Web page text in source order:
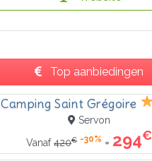
Top aanbiedingen
Camping Saint Grégoire
Servon
Vanaf420€ -30% = 294€